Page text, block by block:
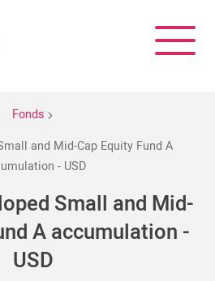
Fonds
and Mid-Cap Equity Fund A
- USD
Small and Mid-
A accumulation -
USD